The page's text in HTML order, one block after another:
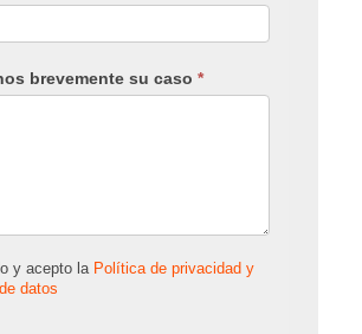
brevemente su caso*
y acepto la Política de privacidad y
datos